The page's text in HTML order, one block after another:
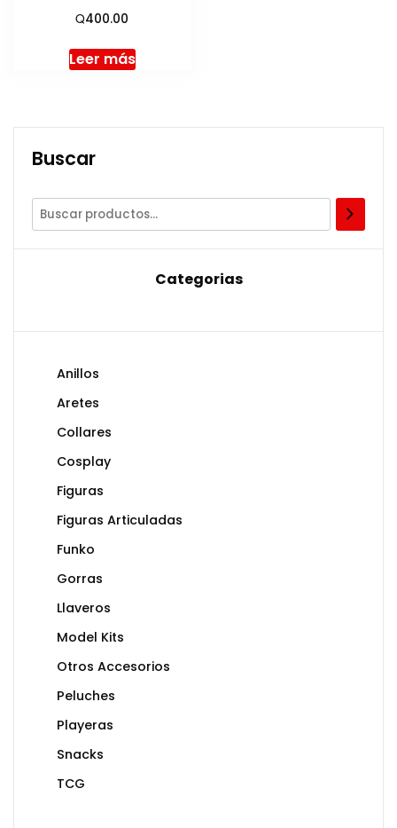
Q400.00
Leer más
Buscar
Categorias
Anillos
Aretes
Collares
Cosplay
Figuras
Figuras Articuladas
Funko
Gorras
Llaveros
Model Kits
Otros Accesorios
Peluches
Playeras
Snacks
TCG